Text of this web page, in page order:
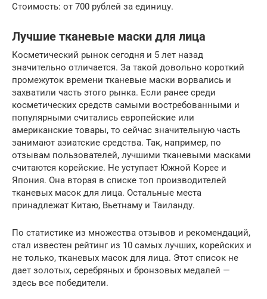
Стоимость: от 700 рублей за единицу.
Лучшие тканевые маски для лица
Косметический рынок сегодня и 5 лет назад
значительно отличается. За такой довольно короткий
промежуток времени тканевые маски ворвались и
захватили часть этого рынка. Если ранее среди
косметических средств самыми востребованными и
популярными считались европейские или
американские товары, то сейчас значительную часть
занимают азиатские средства. Так, например, по
отзывам пользователей, лучшими тканевыми масками
считаются корейские. Не уступает Южной Корее и
Япония. Она вторая в списке топ производителей
тканевых масок для лица. Остальные места
принадлежат Китаю, Вьетнаму и Таиланду.
По статистике из множества отзывов и рекомендаций,
стал известен рейтинг из 10 самых лучших, корейских и
не только, тканевых масок для лица. Этот список не
дает золотых, серебряных и бронзовых медалей —
здесь все победители.